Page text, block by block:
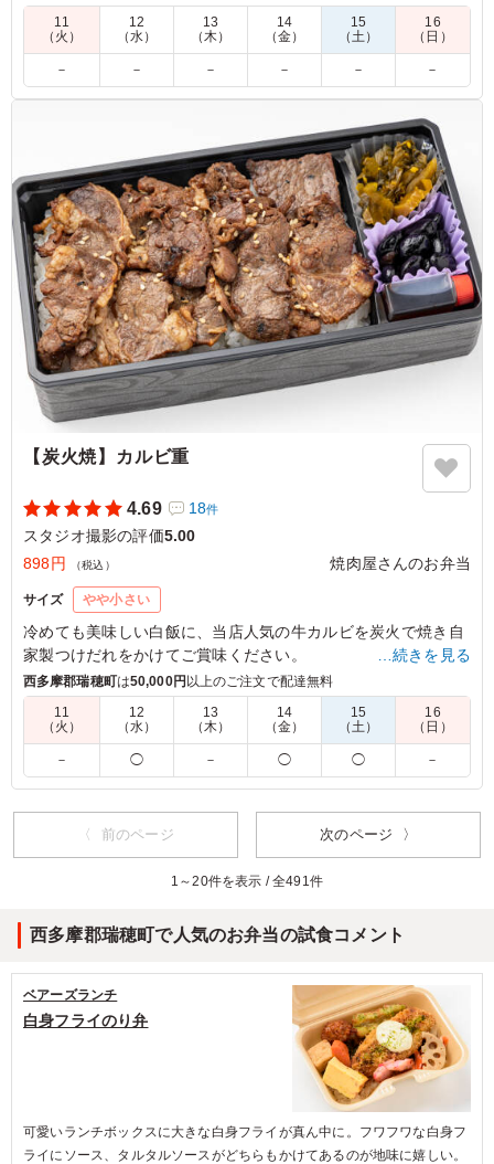
めなどと一緒に、手軽に贅沢なランチタイムを。会議やセミナ
ーでのちょっとした休憩時間にも最適です。
※こちらの商品はヴィーガン対応承ります。その場合茹卵がさ
つまいもに変更となります。プルダウンよりご選択ください。
豆腐ハンバーグが美味しかったと好評でした。女性ならラ
ンチに十分な量かと思います。紫キャベツなどが入ってい
て彩がよかったです。添えられたサラダもとても美味しか
ったです
ご利用シーン：ロケ・撮影›スタジオ撮影
東京都大田区矢口2025/11/13
11
（火）
12
（水）
13
（木）
14
（金）
15
（土）
16
（日）
－ － － － － －
【炭火焼】カルビ重
4.69 18件
スタジオ撮影の評価5.00
898円
（税込） 焼肉屋さんのお弁当
サイズ やや小さい
冷めても美味しい白飯に、当店人気の牛カルビを炭火で焼き自
家製つけだれをかけてご賞味ください。
牛カルビを存分に味わえる商品になっております。
5.0 株式会社おいぷろ
とてもおいしかったです。今回発注した3種のうち、最も
おいしいと思いました。 ありがとうございます！
…続きを見る
西多摩郡瑞穂町は50,000円以上のご注文で配達無料
11
（火）
12
（水）
13
（木）
14
（金）
15
（土）
16
（日）
－ ◯ － ◯ ◯ －
〈 前のページ 次のページ 〉
1～20件を表示 / 全491件
西多摩郡瑞穂町で人気のお弁当の試食コメント
白身フライのり弁
ベアーズランチ
可愛いランチボックスに大きな白身フライが真ん中に。フワフワな白身フ
ライにソース、タルタルソースがどちらもかけてあるのが地味に嬉しい。